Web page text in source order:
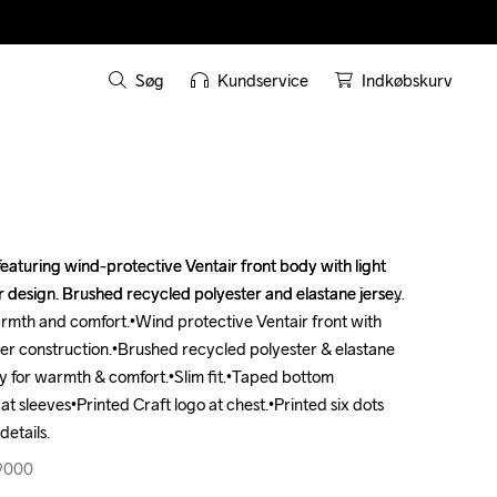
Søg Kundservice Indkøbskurv
wind-protective Ventair front body with light
Brushed recycled polyester and elastane jersey
and comfort.•Wind protective Ventair front with
construction.•Brushed recycled polyester & elastane
for warmth & comfort.•Slim fit.•Taped bottom
sleeves•Printed Craft logo at chest.•Printed six dots
wind-protective Ventair front body with light
Brushed recycled polyester and elastane jersey
and comfort.•Wind protective Ventair front with
construction.•Brushed recycled polyester & elastane
for warmth & comfort.•Slim fit.•Taped bottom
sleeves•Printed Craft logo at chest.•Printed six dots